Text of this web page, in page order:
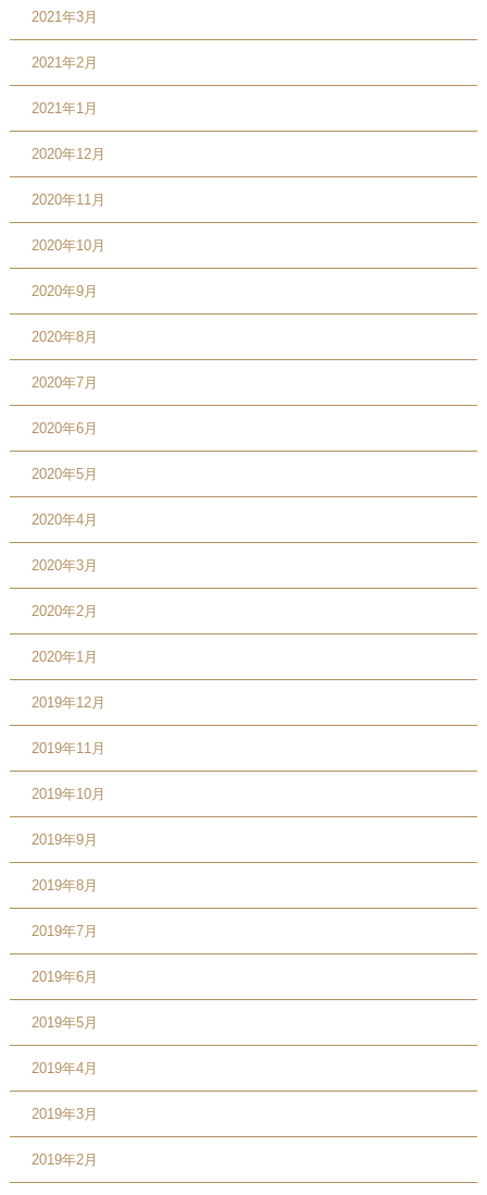
2021年3月
2021年2月
2021年1月
2020年12月
2020年11月
2020年10月
2020年9月
2020年8月
2020年7月
2020年6月
2020年5月
2020年4月
2020年3月
2020年2月
2020年1月
2019年12月
2019年11月
2019年10月
2019年9月
2019年8月
2019年7月
2019年6月
2019年5月
2019年4月
2019年3月
2019年2月